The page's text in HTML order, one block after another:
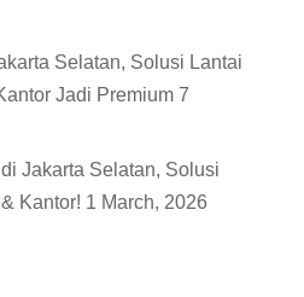
Selatan, Solusi Lantai
Jadi Premium 7
Jakarta Selatan, Solusi
Kantor! 1 March, 2026